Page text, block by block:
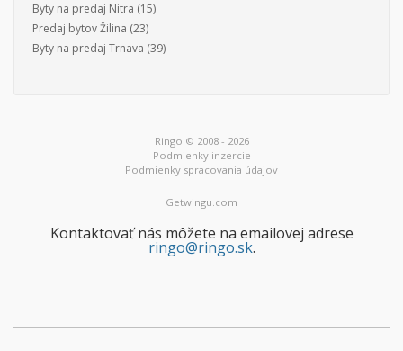
Byty na predaj Nitra (15)
Predaj bytov Žilina (23)
Byty na predaj Trnava (39)
Ringo © 2008 - 2026
Podmienky inzercie
Podmienky spracovania údajov
Getwingu.com
Kontaktovať nás môžete na emailovej adrese
ringo@ringo.sk.